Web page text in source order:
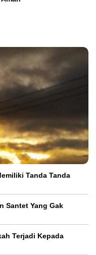
Tanda Tanda
Santet Yang Gak
Terjadi Kepada